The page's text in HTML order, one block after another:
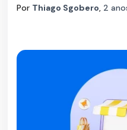
Por Thiago Sgobero, 2